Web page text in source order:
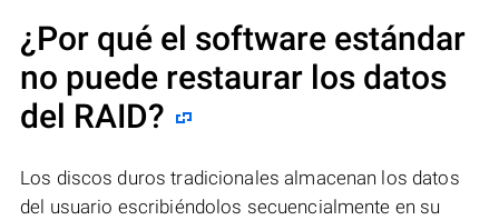
¿Por qué el software estándar
no puede restaurar los datos
del RAID?
Los discos duros tradicionales almacenan los datos
del usuario escribiéndolos secuencialmente en su